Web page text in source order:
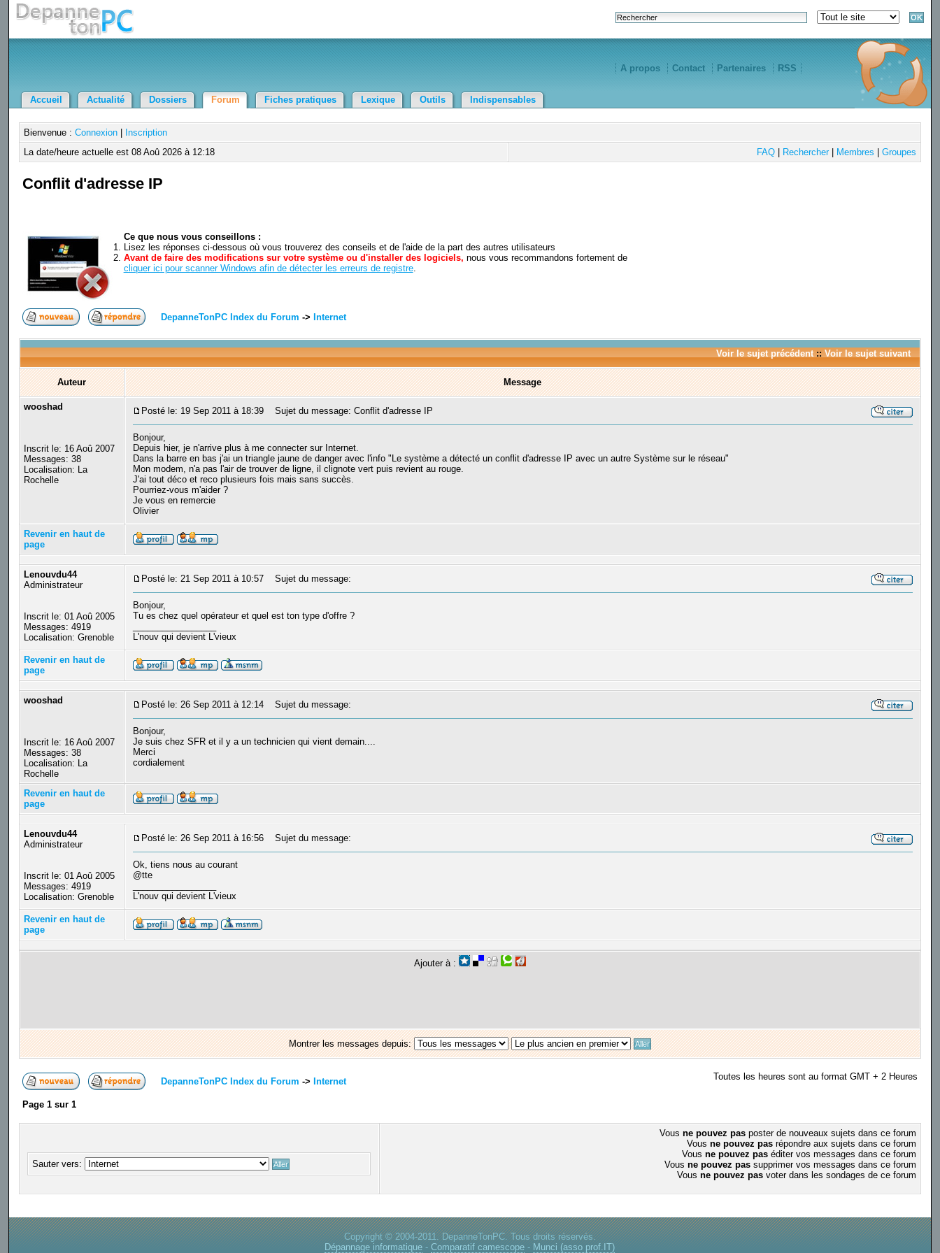
A propos Contact Partenaires RSS
Accueil Actualité Dossiers Forum Fiches pratiques Lexique Outils Indispensables
Bienvenue : Connexion|
Inscription
La date/heure actuelle est 08 Aoû 2026 à 12:18
FAQ| Rechercher| Membres Groupes
Conflit d'adresse IP
Ce que nous vous conseillons :
Lisez les réponses ci-dessous où vous trouverez des conseils et de l'aide de la part des autres utilisateurs
Avant de faire des modifications sur votre système ou d'installer des logiciels, nous vous recommandons fortement de
cliquer ici pour scanner Windows afin de détecter les erreurs de registre.
DepanneTonPC Index du Forum -> Internet
Voir le sujet précédent:: Voir le sujet suivant
Auteur Message
wooshad
Inscrit le: 16 Aoû 2007
Messages: 38
Localisation: La
Rochelle
Posté le: 19 Sep 2011 à 18:39 Sujet du message: Conflit d'adresse IP
Bonjour,
Depuis hier, je n'arrive plus à me connecter sur Internet.
Dans la barre en bas j'ai un triangle jaune de danger avec l'info "Le système a détecté un conflit d'adresse IP avec un autre Système sur le réseau"
Mon modem, n'a pas l'air de trouver de ligne, il clignote vert puis revient au rouge.
J'ai tout déco et reco plusieurs fois mais sans succès.
Pourriez-vous m'aider ?
Je vous en remercie
Olivier
Revenir en haut de
page
Lenouvdu44
Administrateur
Inscrit le: 01 Aoû 2005
Messages: 4919
Localisation: Grenoble
Posté le: 21 Sep 2011 à 10:57 Sujet du message:
Bonjour,
Tu es chez quel opérateur et quel est ton type d'offre ?
L'nouv qui devient L'vieux
Revenir en haut de
page
wooshad
Inscrit le: 16 Aoû 2007
Messages: 38
Localisation: La
Rochelle
Posté le: 26 Sep 2011 à 12:14 Sujet du message:
Bonjour,
Je suis chez SFR et il y a un technicien qui vient demain....
Merci
cordialement
Revenir en haut de
page
Lenouvdu44
Administrateur
Inscrit le: 01 Aoû 2005
Messages: 4919
Localisation: Grenoble
Posté le: 26 Sep 2011 à 16:56 Sujet du message:
Ok, tiens nous au courant
@tte
L'nouv qui devient L'vieux
Revenir en haut de
page
Ajouter à :
Montrer les messages depuis:
DepanneTonPC Index du Forum -> Internet Toutes les heures sont au format GMT + 2 Heures
Page 1sur 1
Sauter vers:
Vous ne pouvez pasposter de nouveaux sujets dans ce forum
Vous ne pouvez pasrépondre aux sujets dans ce forum
Vous ne pouvez paséditer vos messages dans ce forum
Vous ne pouvez passupprimer vos messages dans ce forum
Vous ne pouvez pasvoter dans les sondages de ce forum
Copyright © 2004-2011. DepanneTonPC. Tous droits réservés.
Dépannage informatique -Comparatif camescope - Munci (asso prof.IT)